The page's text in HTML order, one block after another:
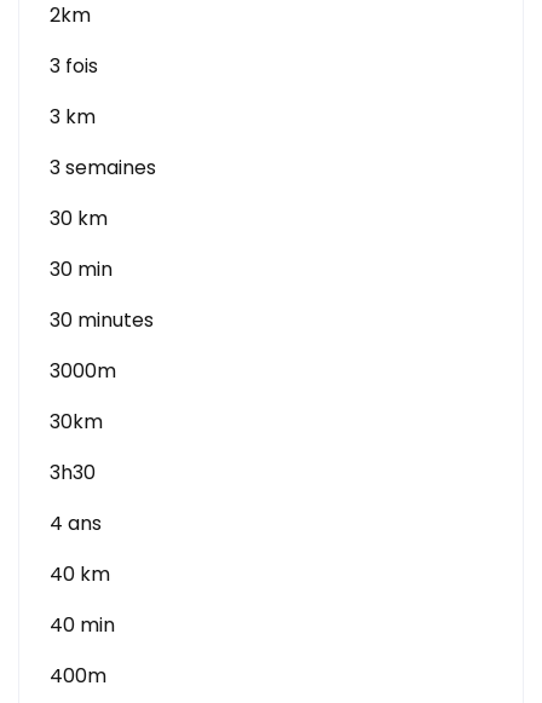
2km
3 fois
3 km
3 semaines
30 km
30 min
30 minutes
3000m
30km
3h30
4 ans
40 km
40 min
400m